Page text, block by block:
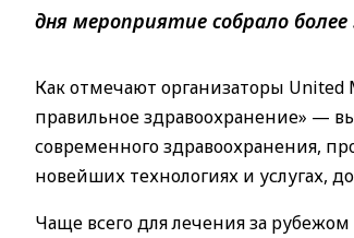
дня мероприятие собрало
Как отмечают организаторы
правильное здравоохранение» —
современного здравоохранения,
новейших технологиях и услугах,
Чаще всего для лечения за